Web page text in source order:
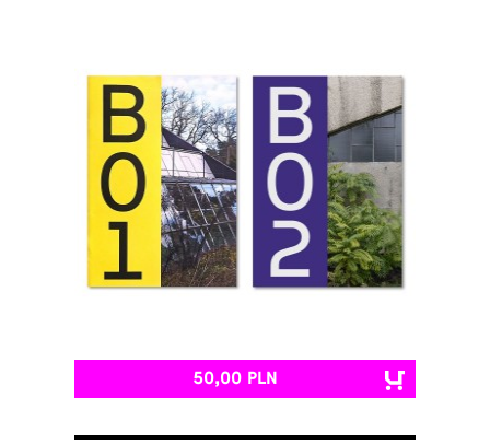
50,00 PLN